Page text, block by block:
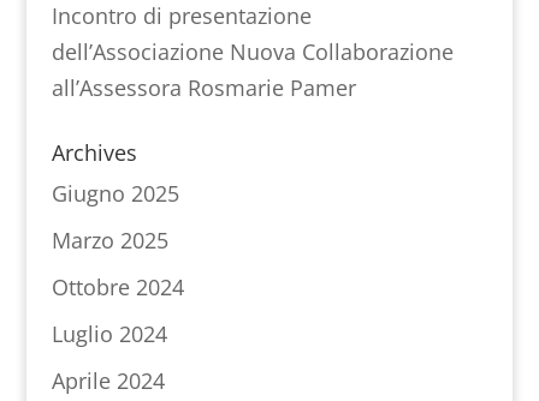
Incontro di presentazione
dell’Associazione Nuova Collaborazione
all’Assessora Rosmarie Pamer
Archives
Giugno 2025
Marzo 2025
Ottobre 2024
Luglio 2024
Aprile 2024